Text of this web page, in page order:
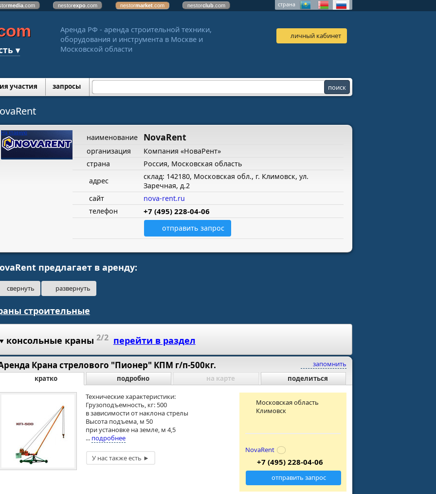
media .com nestorexpo .com nestormarket .com nestorclub .com страна
▾
Аренда РФ - аренда строительной техники,
оборудования и инструмента в Москве и
Московской области
личный кабинет
участия запросы
наименование NovaRent
организация
Компания «НоваРент»
страна
Россия, Московская область
адрес
склад: 142180, Московская обл., г. Климовск, ул.
Заречная, д.2
сайт
nova-rent.ru
телефон
+7 (495) 228-04-06
отправить запрос
предлагает в аренду:
свернуть развернуть
строительные
консольные краны 2/2 перейти в раздел
запомнить
Крана стрелового "Пионер" КПМ г/п-500кг.
кратко подробно на карте поделиться
Технические характеристики:
Грузоподъемность, кг: 500
в зависимости от наклона стрелы
Высота подъема, м 50
при установке на земле, м 4,5
... подробнее
Московская область
Климовск
NovaRent
+7 (495) 228-04-06
отправить запрос